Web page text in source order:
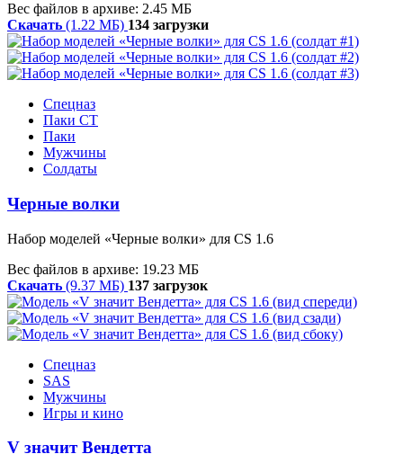
Вес файлов в архиве: 2.45 МБ
Скачать (1.22 МБ) 134 загрузки
Спецназ
Паки CT
Паки
Мужчины
Солдаты
Черные волки
Набор моделей «Черные волки» для CS 1.6
Вес файлов в архиве: 19.23 МБ
Скачать (9.37 МБ) 137 загрузок
Спецназ
SAS
Мужчины
Игры и кино
V значит Вендетта